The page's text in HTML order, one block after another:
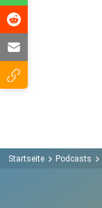
Startseite Podcasts